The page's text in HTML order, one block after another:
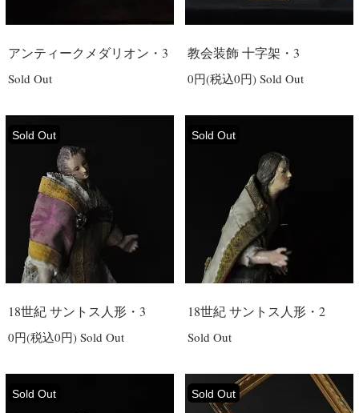
アンティークメダリオン・3
Sold Out
教会装飾 十字架・3
0円(税込0円) Sold Out
Sold Out
18世紀 サントス人形・3
0円(税込0円) Sold Out
Sold Out
18世紀 サントス人形・2
Sold Out
Sold Out Sold Out